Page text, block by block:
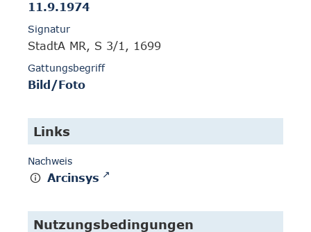
11.9.1974
Signatur
StadtA MR, S 3/1, 1699
Gattungsbegriff
Bild/Foto
Links
Nachweis
Arcinsys
Nutzungsbedingungen